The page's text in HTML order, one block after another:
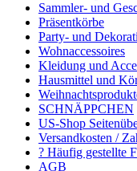
Sammler- und
Präsentkörbe
Party- und
Wohnaccessoires
Kleidung und
Hausmittel und
SCHNÄPPCHEN
US-Shop
Versandkosten /
? Häufig gestellte
AGB